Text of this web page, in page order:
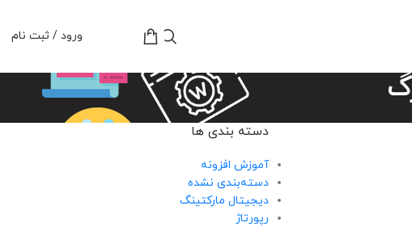
ورود / ثبت نام
دسته بندی ها
آموزش افزونه
دسته‌بندی نشده
دیجیتال مارکتینگ
رپورتاژ